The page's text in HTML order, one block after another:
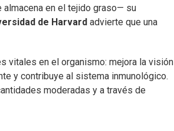
almacena en el tejido graso— su
de Harvard advierte que una
vitales en el organismo: mejora la visión
y contribuye al sistema inmunológico.
moderadas y a través de